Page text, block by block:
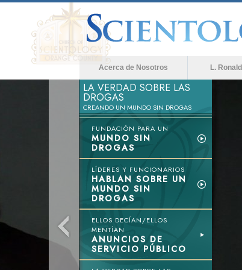
Acerca de Nosotros L.
LA VERDAD SOBRE LAS
DROGAS
CREANDO UN MUNDO SIN DROGAS
FUNDACIÓN PARA UN
MUNDO SIN
DROGAS
LÍDERES Y FUNCIONARIOS
HABLAN SOBRE UN
MUNDO SIN
DROGAS
ELLOS DECÍAN/ELLOS
MENTÍAN
ANUNCIOS DE
SERVICIO PÚBLICO